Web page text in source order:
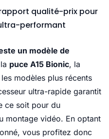
rapport qualité-prix pour
performant
un modèle de
puce A15 Bionic, la
modèles plus récents
ultra-rapide garantit
ce soit pour du
montage vidéo. En optant
vous profitez donc